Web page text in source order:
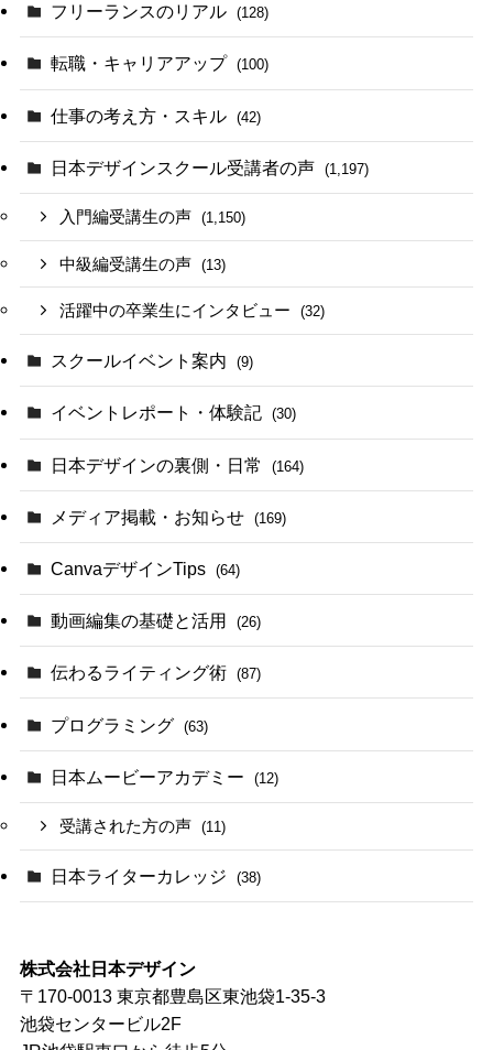
フリーランスのリアル (128)
転職・キャリアアップ (100)
仕事の考え方・スキル (42)
日本デザインスクール受講者の声 (1,197)
入門編受講生の声 (1,150)
中級編受講生の声 (13)
活躍中の卒業生にインタビュー (32)
スクールイベント案内 (9)
イベントレポート・体験記 (30)
日本デザインの裏側・日常 (164)
メディア掲載・お知らせ (169)
CanvaデザインTips (64)
動画編集の基礎と活用 (26)
伝わるライティング術 (87)
プログラミング (63)
日本ムービーアカデミー (12)
受講された方の声 (11)
日本ライターカレッジ (38)
株式会社日本デザイン
〒170-0013 東京都豊島区東池袋1-35-3
池袋センタービル2F